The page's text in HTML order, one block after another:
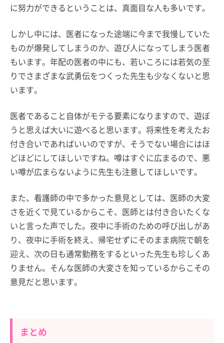
に努力ができるということは、真面目な人も多いです。
しかし中には、医者になった途端に今まで我慢していた
ものが爆発してしまうのか、遊び人になってしまう医者
もいます。年配の医者の中にも、若いころには若気の至
りでさまざまな武勇伝をつくった先生も少なくないと思
います。
医者であること自体がモテる要素になりますので、遊ぼ
うと思えば大いに遊べると思います。将来性を考えたお
付き合いであればいいのですが、そうでない場合にはほ
どほどにしてほしいですね。噂はすぐに広まるので、悪
い噂が広まらないように先生も注意してほしいです。
また、看護師の中で多かった意見としては、医師の大変
さを近くで見ているからこそ、医師とは付き合いたくな
いと言った声でした。夜中に手術のための呼び出しがあ
り、夜中に手術を終え、帰宅せずにそのまま病院で朝を
迎え、次の日も通常勤務をするといった先生も珍しくあ
りません。そんな医師の大変さを知っているからこその
意見だと思います。
まとめ